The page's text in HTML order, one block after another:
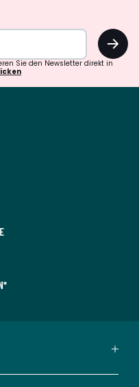
OK
Sie den Newsletter direkt in